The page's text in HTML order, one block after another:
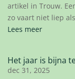
artikel in Trouw.
zo vaart niet liep
Lees meer
Het jaar is bijna
dec 31, 2025